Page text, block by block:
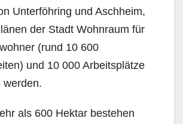
Unterföhring und Aschheim,
der Stadt Wohnraum für
(rund 10 600
und 10 000 Arbeitsplätze
werden.
als 600 Hektar bestehen